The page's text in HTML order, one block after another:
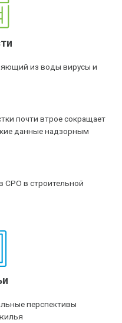
из воды вирусы и
почти втрое сокращает
данные надзорным
СРО в строительной
перспективы